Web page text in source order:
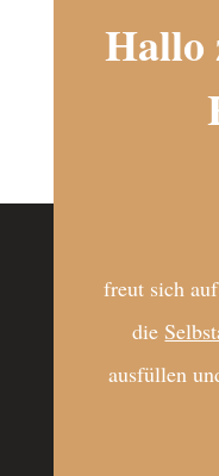
Hallo
freut sich
die
ausfüllen